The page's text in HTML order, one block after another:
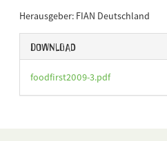
Herausgeber: FIAN Deutschland
Download
foodfirst2009-3.pdf